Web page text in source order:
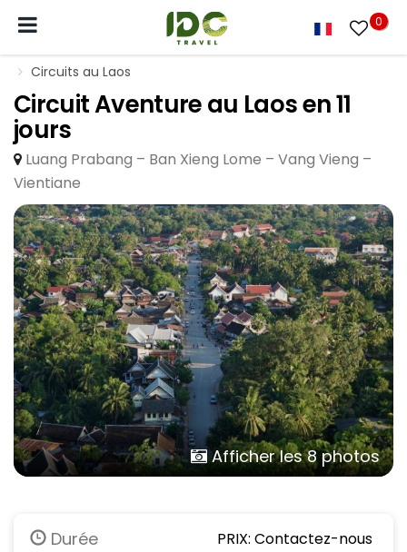
0
Circuits au Laos
Circuit Aventure au Laos en 11
jours
Luang Prabang – Ban Xieng Lome – Vang Vieng –
Vientiane
Afficher les 8 photos
Durée PRIX: Contactez-nous